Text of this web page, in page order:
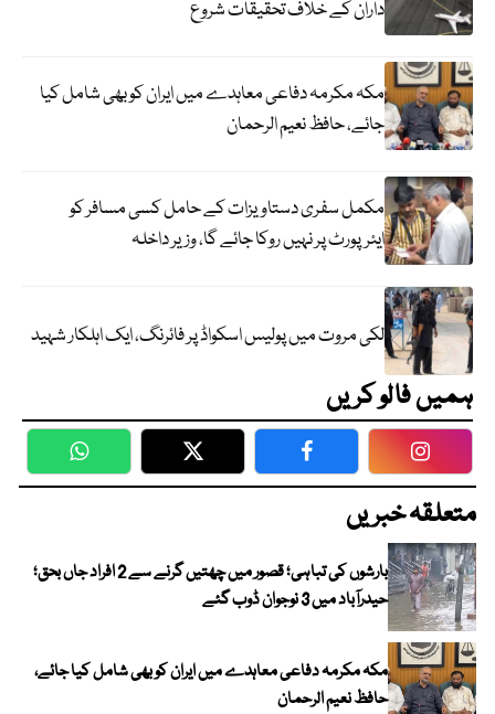
داران کے خلاف تحقیقات شروع
مکہ مکرمہ دفاعی معاہدے میں ایران کو بھی شامل کیا
جائے، حافظ نعیم الرحمان
مکمل سفری دستاویزات کے حامل کسی مسافر کو
ایئرپورٹ پر نہیں روکا جائے گا، وزیر داخلہ
لکی مروت میں پولیس اسکواڈ پر فائرنگ، ایک اہلکار شہید
ہمیں فالو کریں
WhatsApp Twitter Facebook
متعلقہ خبریں
بارشوں کی تباہی؛ قصور میں چھتیں گرنے سے 2 افراد جاں بحق؛
حیدرآباد میں 3 نوجوان ڈوب گئے
مکہ مکرمہ دفاعی معاہدے میں ایران کو بھی شامل کیا جائے،
حافظ نعیم الرحمان